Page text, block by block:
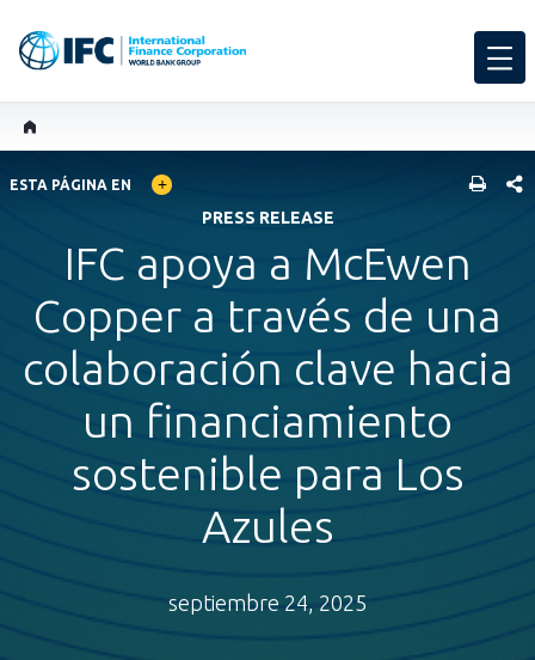
GLOBAL LANGUAGE TOGGLER
ESTA PÁGINA EN
PRESS RELEASE
IFC apoya a McEwen
Copper a través de una
colaboración clave hacia
un financiamiento
sostenible para Los
Azules
septiembre 24, 2025